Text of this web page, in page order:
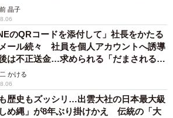
表かも」「私は6時間で3万円払った」
晶子
のQRコードを添付して」社長をかたる
ール続々 社員を個人アカウントへ誘導
は不正送金…求められる「だまされる前
対策
かける
歴史もズッシリ…出雲大社の日本最大級
しめ縄」が8年ぶり掛けかえ 伝統の「大